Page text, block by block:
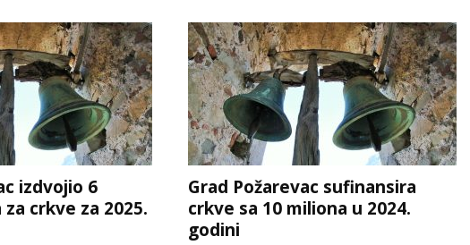
izdvojio 6
crkve za 2025.
Grad Požarevac sufinansira
crkve sa 10 miliona u 2024.
godini